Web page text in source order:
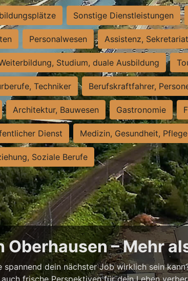
Sonstige Dienstleistungen
Personalwesen Assistenz, Sekretariat
Studium, duale Ausbildung
Techniker Berufskraftfahrer,
Architektur, Bauwesen Gastronomie
Dienst Medizin, Gesundheit, Pflege
Soziale Berufe
Oberhausen – Mehr
dein nächster Job wirklich sein